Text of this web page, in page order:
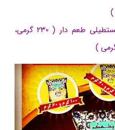
پشمک الیافی سطلی مستطیلی طعم دار ( ۲۳۰ گرمی،